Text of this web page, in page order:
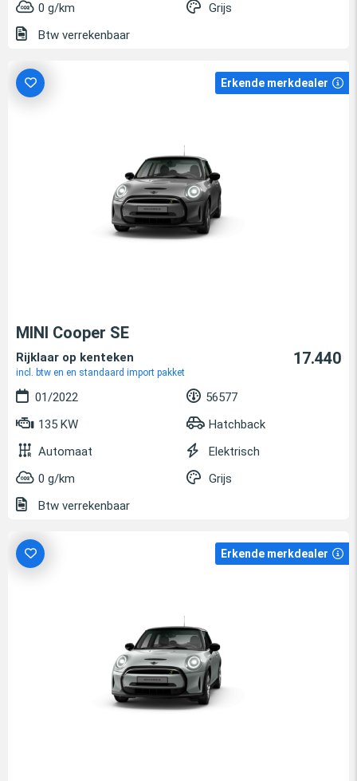
0 g/km
Grijs
Btw verrekenbaar
Erkende merkdealer
MINI Cooper SE
Rijklaar op kenteken
incl. btw en en standaard import pakket
17.440
01/2022
56577
135 KW
Hatchback
Automaat
Elektrisch
0 g/km
Grijs
Btw verrekenbaar
Erkende merkdealer